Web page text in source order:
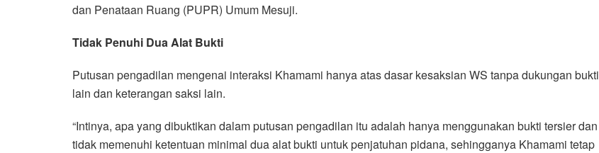
dan Penataan Ruang (PUPR) Umum Mesuji.
Tidak Penuhi Dua Alat Bukti
Putusan pengadilan mengenai interaksi Khamami hanya atas dasar kesaksian WS tanpa dukungan bukti
lain dan keterangan saksi lain.
“Intinya, apa yang dibuktikan dalam putusan pengadilan itu adalah hanya menggunakan bukti tersier dan
tidak memenuhi ketentuan minimal dua alat bukti untuk penjatuhan pidana, sehingganya Khamami tetap